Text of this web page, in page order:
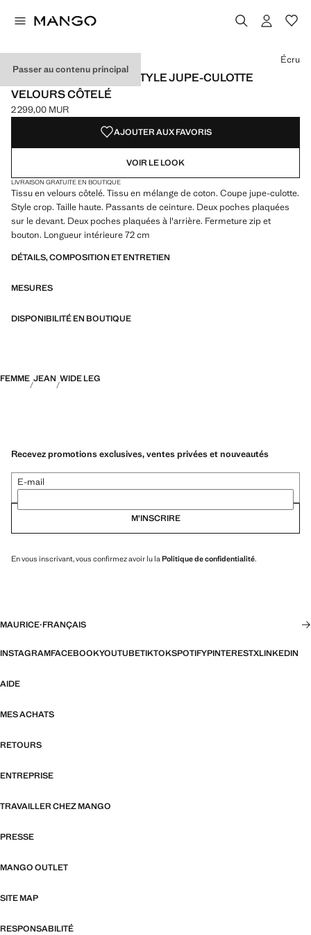
Passer au contenu principal
PANTALON CATHERIN STYLE JUPE-CULOTTE
VELOURS CÔTELÉ
Prix actuel [2 299,00 MUR ]
2 299,00 MUR
Choisissez une couleur
Écru
AJOUTER AUX FAVORIS
VOIR LE LOOK
LIVRAISON GRATUITE EN BOUTIQUE
Tissu en velours côtelé. Tissu en mélange de coton. Coupe jupe-culotte.
Style crop. Taille haute. Passants de ceinture. Deux poches plaquées
sur le devant. Deux poches plaquées à l'arrière. Fermeture zip et
bouton. Longueur intérieure 72 cm
DÉTAILS, COMPOSITION ET ENTRETIEN
MESURES
DISPONIBILITÉ EN BOUTIQUE
FEMME JEAN WIDE LEG
Recevez promotions exclusives, ventes privées et nouveautés
E-mail
M’INSCRIRE
En vous inscrivant, vous confirmez avoir lu la Politique de confidentialité.
MAURICE·FRANÇAIS
INSTAGRAMFACEBOOKYOUTUBETIKTOKSPOTIFYPINTERESTXLINKEDIN
AIDE
MES ACHATS
RETOURS
ENTREPRISE
TRAVAILLER CHEZ MANGO
PRESSE
MANGO OUTLET
SITE MAP
RESPONSABILITÉ